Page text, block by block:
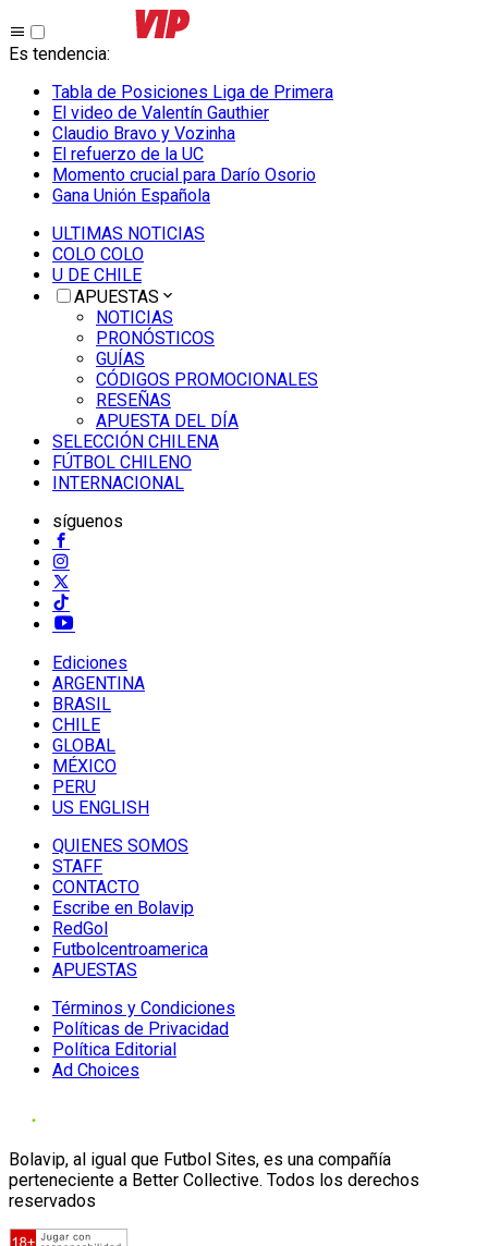
Es tendencia:
Tabla de Posiciones Liga de Primera
El video de Valentín Gauthier
Claudio Bravo y Vozinha
El refuerzo de la UC
Momento crucial para Darío Osorio
Gana Unión Española
ULTIMAS NOTICIAS
COLO COLO
U DE CHILE
APUESTAS
NOTICIAS
PRONÓSTICOS
GUÍAS
CÓDIGOS PROMOCIONALES
RESEÑAS
APUESTA DEL DÍA
SELECCIÓN CHILENA
FÚTBOL CHILENO
INTERNACIONAL
síguenos
Ediciones
ARGENTINA
BRASIL
CHILE
GLOBAL
MÉXICO
PERU
US ENGLISH
QUIENES SOMOS
STAFF
CONTACTO
Escribe en Bolavip
RedGol
Futbolcentroamerica
APUESTAS
Términos y Condiciones
Políticas de Privacidad
Política Editorial
Ad Choices
Bolavip, al igual que Futbol Sites, es una compañía
perteneciente a Better Collective. Todos los derechos
reservados